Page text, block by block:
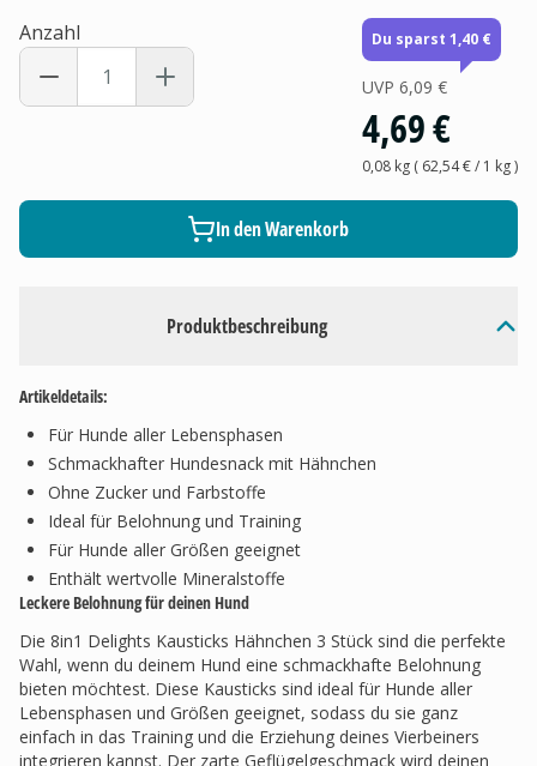
Produktbeschreibung
Artikeldetails:
Für Hunde aller Lebensphasen
Schmackhafter Hundesnack mit Hähnchen
Ohne Zucker und Farbstoffe
Ideal für Belohnung und Training
Für Hunde aller Größen geeignet
Enthält wertvolle Mineralstoffe
Leckere Belohnung für deinen Hund
Die 8in1 Delights Kausticks Hähnchen 3 Stück sind die perfekte
Wahl, wenn du deinem Hund eine schmackhafte Belohnung
bieten möchtest. Diese Kausticks sind ideal für Hunde aller
Lebensphasen und Größen geeignet, sodass du sie ganz
einfach in das Training und die Erziehung deines Vierbeiners
integrieren kannst. Der zarte Geflügelgeschmack wird deinen
Anzahl Du sparst 1,40 €
UVP 6,09 €
4,69 €
0,08 kg( 62,54 €/ 1 kg)
In den Warenkorb